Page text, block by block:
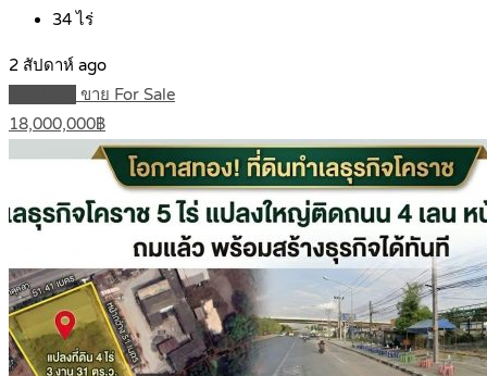
34ไร่
2 สัปดาห์ ago
ขาย For Sale
18,000,000฿